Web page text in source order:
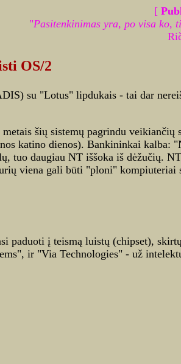
[
"Pasitenkinimas yra, po visa ko,
OS/2
su "Lotus" lipdukais - tai dar
šių sistemų pagrindu veikiančių
katino dienos). Bankininkai kalba:
tuo daugiau NT iššoka iš dėžučių.
viena gali būti "ploni" kompiuteriai
paduoti į teismą luistų (chipset),
ir "Via Technologies" - už